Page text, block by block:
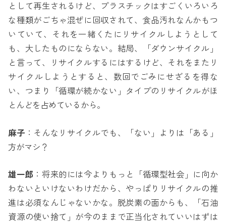
として再生されるけど、プラスチックはすごくいろいろ
な種類がごちゃ混ぜに回収されて、食品汚れなんかもつ
いていて、それを一緒くたにリサイクルしようとして
も、大したものにならない。結局、「ダウンサイクル」
と言って、リサイクルするにはするけど、それをまたリ
サイクルしようとすると、数回でごみにせざるを得な
い、つまり「循環が続かない」タイプのリサイクルがほ
とんどを占めているから。
麻子 ：そんなリサイクルでも、「ない」よりは「ある」
方がマシ？
雄一郎 ：将来的には今よりもっと「循環型社会」に向か
わないといけないわけだから、やっぱりリサイクルの推
進は必須なんじゃないかな。脱炭素の面からも、「石油
資源の使い捨て」が今のままで正当化されていいはずは